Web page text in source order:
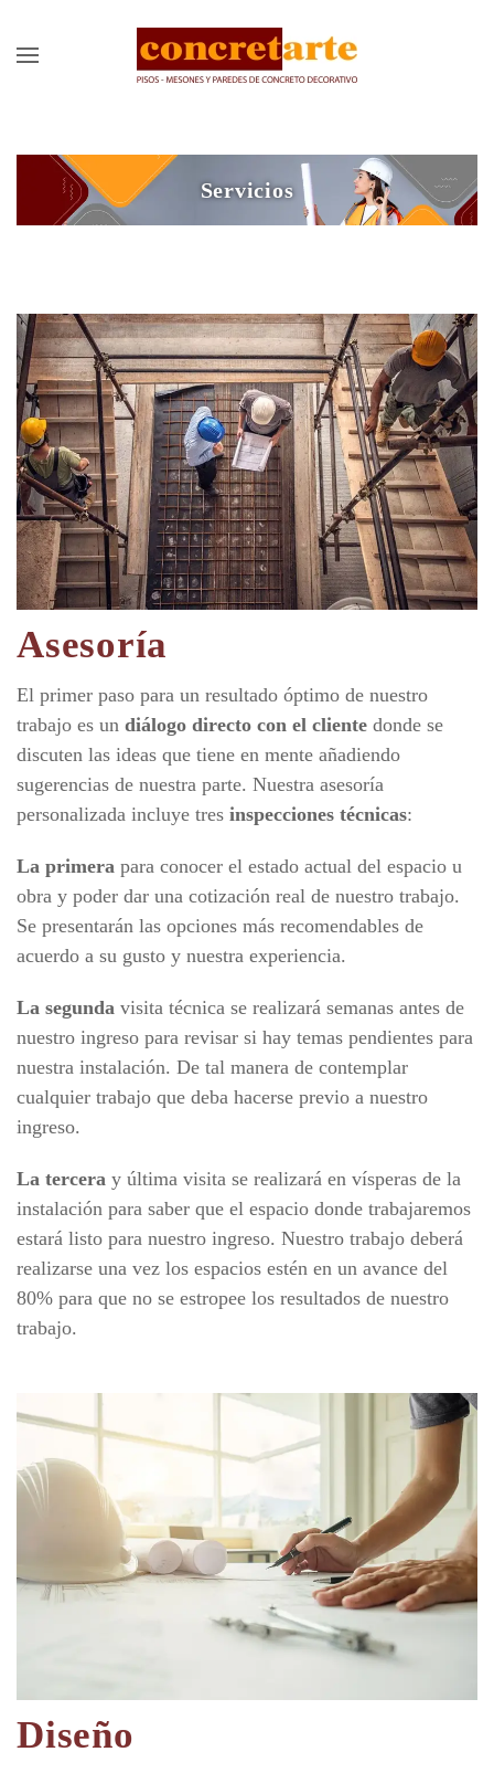
Servicios
Asesoría
El primer paso para un resultado óptimo de nuestro
trabajo es un diálogo directo con el cliente donde se
discuten las ideas que tiene en mente añadiendo
sugerencias de nuestra parte. Nuestra asesoría
personalizada incluye tres inspecciones técnicas:
La primera para conocer el estado actual del espacio u
obra y poder dar una cotización real de nuestro trabajo.
Se presentarán las opciones más recomendables de
acuerdo a su gusto y nuestra experiencia.
La segunda visita técnica se realizará semanas antes de
nuestro ingreso para revisar si hay temas pendientes para
nuestra instalación. De tal manera de contemplar
cualquier trabajo que deba hacerse previo a nuestro
ingreso.
La tercera y última visita se realizará en vísperas de la
instalación para saber que el espacio donde trabajaremos
estará listo para nuestro ingreso. Nuestro trabajo deberá
realizarse una vez los espacios estén en un avance del
80% para que no se estropee los resultados de nuestro
trabajo.
Diseño